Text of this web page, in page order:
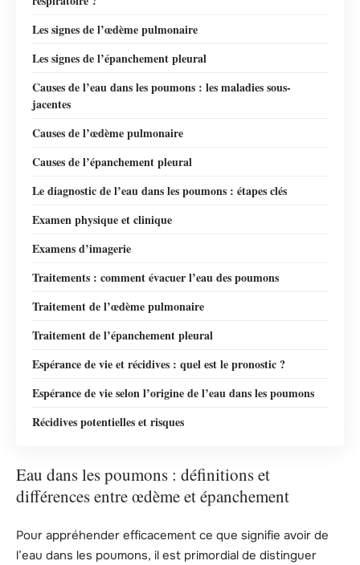
Les signes de l’œdème pulmonaire
Les signes de l’épanchement pleural
Causes de l’eau dans les poumons : les maladies sous-
jacentes
Causes de l’œdème pulmonaire
Causes de l’épanchement pleural
Le diagnostic de l’eau dans les poumons : étapes clés
Examen physique et clinique
Examens d’imagerie
Traitements : comment évacuer l’eau des poumons
Traitement de l’œdème pulmonaire
Traitement de l’épanchement pleural
Espérance de vie et récidives : quel est le pronostic ?
Espérance de vie selon l’origine de l’eau dans les poumons
Récidives potentielles et risques
Eau dans les poumons : définitions et
différences entre œdème et épanchement
Pour appréhender efficacement ce que signifie avoir de
l’eau dans les poumons, il est primordial de distinguer